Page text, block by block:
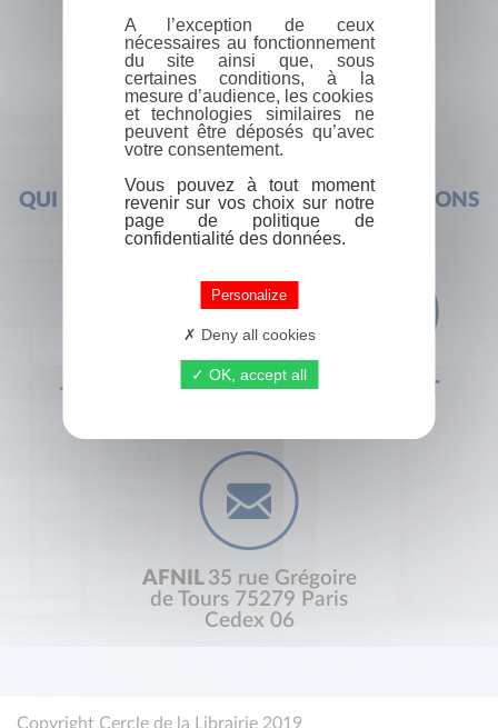
QUI SOMMES-NOUS ?FOIRE AUX QUESTIONS
+33 (0) 1 44 41 29 19 CONTACT
AFNIL 35 rue Grégoire
de Tours 75279 Paris
Cedex 06
Copyright Cercle de la Librairie 2019
A l’exception de ceux
nécessaires au fonctionnement
du site ainsi que, sous
certaines conditions, à la
mesure d’audience, les cookies
et technologies similaires ne
peuvent être déposés qu’avec
votre consentement.
Vous pouvez à tout moment
revenir sur vos choix sur notre
page de politique de
confidentialité des données.
Personalize
Deny all cookies
OK, accept all